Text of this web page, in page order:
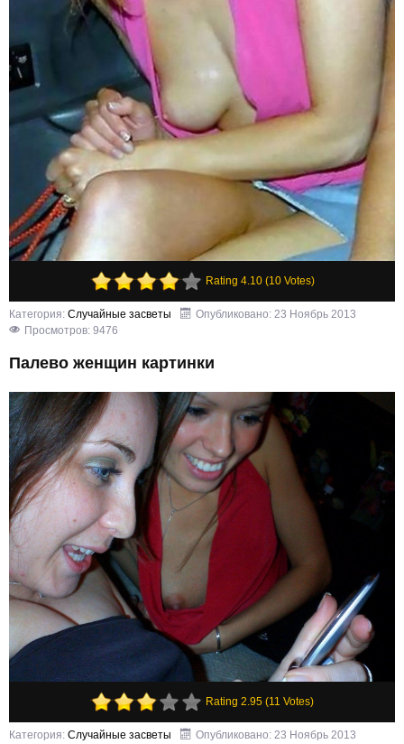
Rating 4.10 (10 Votes)
Категория: Случайные засветы
Опубликовано: 23 Ноябрь 2013
Просмотров: 9476
Палево женщин картинки
Rating 2.95 (11 Votes)
Категория: Случайные засветы
Опубликовано: 23 Ноябрь 2013